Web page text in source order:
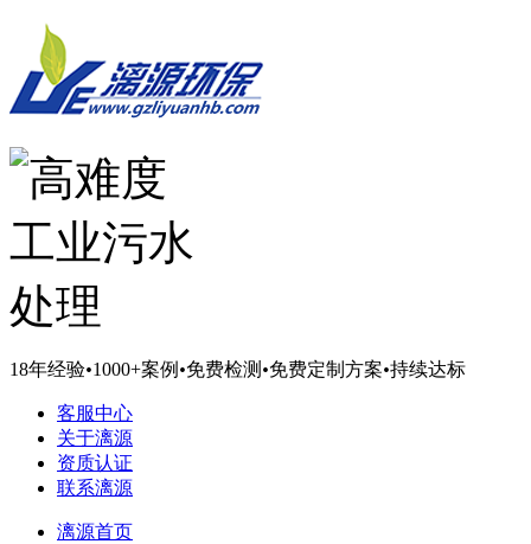
18年经验•1000+案例 •免费检测 •免费定制方案•持续达标
客服中心
关于漓源
资质认证
联系漓源
漓源首页